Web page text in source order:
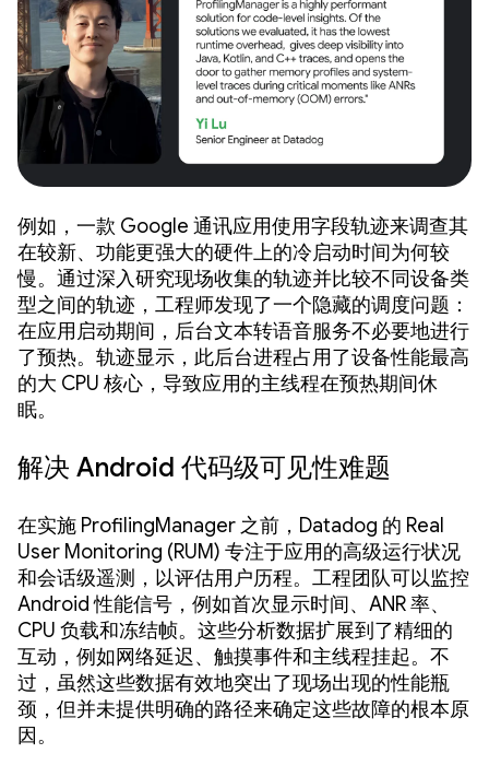
例如，一款 Google 通讯应用使用字段轨迹来调查其
在较新、功能更强大的硬件上的冷启动时间为何较
慢。通过深入研究现场收集的轨迹并比较不同设备类
型之间的轨迹，工程师发现了一个隐藏的调度问题：
在应用启动期间，后台文本转语音服务不必要地进行
了预热。轨迹显示，此后台进程占用了设备性能最高
的大 CPU 核心，导致应用的主线程在预热期间休
眠。
解决 Android 代码级可见性难题
在实施 ProfilingManager 之前，Datadog 的 Real
User Monitoring (RUM) 专注于应用的高级运行状况
和会话级遥测，以评估用户历程。工程团队可以监控
Android 性能信号，例如首次显示时间、ANR 率、
CPU 负载和冻结帧。这些分析数据扩展到了精细的
互动，例如网络延迟、触摸事件和主线程挂起。不
过，虽然这些数据有效地突出了现场出现的性能瓶
颈，但并未提供明确的路径来确定这些故障的根本原
因。